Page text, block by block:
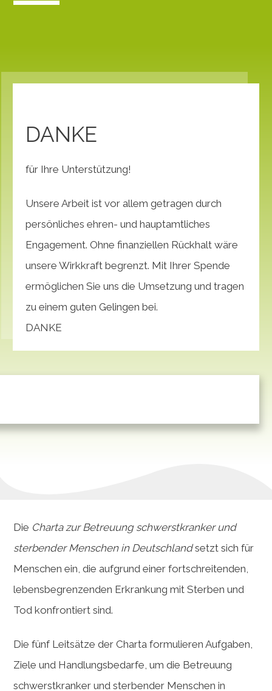
DANKE
für Ihre Unterstützung!
Unsere Arbeit ist vor allem getragen durch
persönliches ehren- und hauptamtliches
Engagement. Ohne finanziellen Rückhalt wäre
unsere Wirkkraft begrenzt. Mit Ihrer Spende
ermöglichen Sie uns die Umsetzung und tragen
zu einem guten Gelingen bei.
DANKE
Die Charta zur Betreuung schwerstkranker und
sterbender Menschen in Deutschlandsetzt sich für
Menschen ein, die aufgrund einer fortschreitenden,
lebensbegrenzenden Erkrankung mit Sterben und
Tod konfrontiert sind.
Die fünf Leitsätze der Charta formulieren Aufgaben,
Ziele und Handlungsbedarfe, um die Betreuung
schwerstkranker und sterbender Menschen in